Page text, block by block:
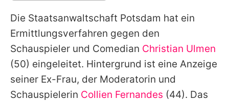
Alle Themen auf Promiflash
Jobs
App runterladen
Team
Die Staatsanwaltschaft Potsdam hat ein
Ermittlungsverfahren gegen den
Schauspieler und Comedian Christian Ulmen
(50) eingeleitet. Hintergrund ist eine Anzeige
seiner Ex-Frau, der Moderatorin und
Schauspielerin Collien Fernandes (44). Das